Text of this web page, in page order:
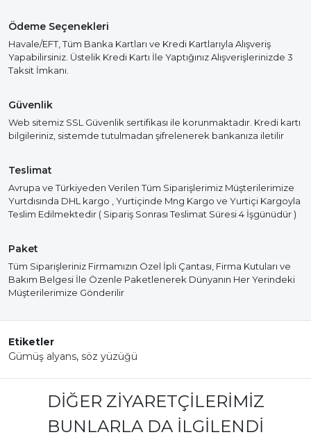
Ödeme Seçenekleri
Havale/EFT, Tüm Banka Kartları ve Kredi Kartlarıyla Alışveriş
Yapabilirsiniz. Üstelik Kredi Kartı İle Yaptığınız Alışverişlerinizde 3
Taksit İmkanı.
Güvenlik
Web sitemiz SSL Güvenlik sertifikası ile korunmaktadır. Kredi kartı
bilgileriniz, sistemde tutulmadan şifrelenerek bankanıza iletilir
Teslimat
Avrupa ve Türkiyeden Verilen Tüm Siparişlerimiz Müşterilerimize
Yurtdısında DHL kargo , Yurtiçinde Mng Kargo ve Yurtiçi Kargoyla
Teslim Edilmektedir ( Sipariş Sonrası Teslimat Süresi 4 İşgünüdür )
Paket
Tüm Siparişleriniz Firmamızın Özel İpli Çantası, Firma Kutuları ve
Bakım Belgesi İle Özenle Paketlenerek Dünyanın Her Yerindeki
Müşterilerimize Gönderilir
Etiketler
Gümüş alyans, söz yüzüğü
DIĞER ZIYARETÇILERIMIZ
BUNLARLA DA İLGILENDI